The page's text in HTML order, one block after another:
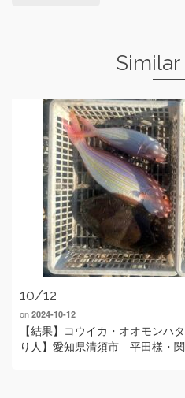
Similar
10/12
on 2024-10-12
【結果】コウイカ・オオモン
り人】愛知県清須市 平田様・